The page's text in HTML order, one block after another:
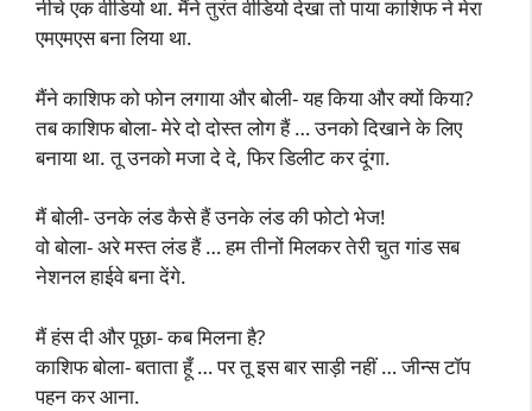
नीचे एक वीडियो था. मैंने तुरंत वीडियो देखा तो पाया काशिफ ने मेरा
एमएमएस बना लिया था.
मैंने काशिफ को फोन लगाया और बोली- यह किया और क्यों किया?
तब काशिफ बोला- मेरे दो दोस्त लोग हैं … उनको दिखाने के लिए
बनाया था. तू उनको मजा दे दे, फिर डिलीट कर दूंगा.
मैं बोली- उनके लंड कैसे हैं उनके लंड की फोटो भेज!
वो बोला- अरे मस्त लंड हैं … हम तीनों मिलकर तेरी चुत गांड सब
नेशनल हाईवे बना देंगे.
मैं हंस दी और पूछा- कब मिलना है?
काशिफ बोला- बताता हूँ … पर तू इस बार साड़ी नहीं … जीन्स टॉप
पहन कर आना.